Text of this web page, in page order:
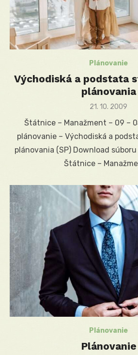
Plánovanie
Východiská a podstata
plánovania
Posted
21. 10. 2009
Štátnice – Manažment – 09 –
plánovanie – Východiská a
plánovania (SP) Download
Štátnice –
Plánovanie
Plánovanie